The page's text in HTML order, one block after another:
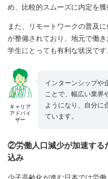
め、比較的スムーズに内定を獲
また、リモートワークの普及
が整備されており、地元で働
学生にとっても有利な状況です
キャリア
アドバイ
ザー
インターンシップや
ことで、幅広い業界
ようになり、自分に
ています。
②労働人口減少が加速する
込み